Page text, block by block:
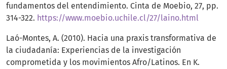
fundamentos del entendimiento. Cinta de Moebio, 27, pp.
314-322. https://www.moebio.uchile.cl/27/laino.html
Laó-Montes, A. (2010). Hacia una praxis transformativa de
la ciudadanía: Experiencias de la investigación
comprometida y los movimientos Afro/Latinos. En K.